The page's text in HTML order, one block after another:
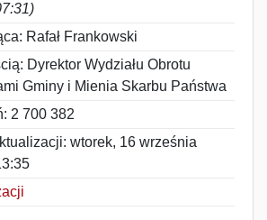
Rafał Frankowski
Dyrektor Wydziału Obrotu
Gminy i Mienia Skarbu Państwa
2 700 382
wtorek, 16 września